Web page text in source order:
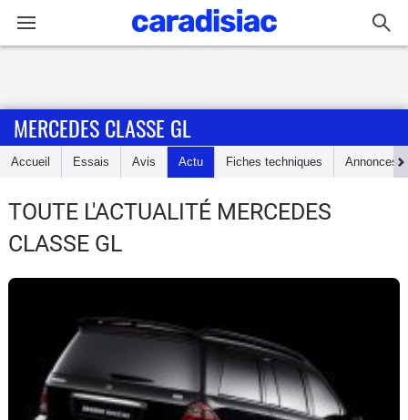
Accueil
Essais
Electriques
Utilitaires
MERCEDES CLASSE GL
Accueil Essais Avis Actu Fiches techniques Annonces
TOUTE L'ACTUALITÉ MERCEDES
CLASSE GL